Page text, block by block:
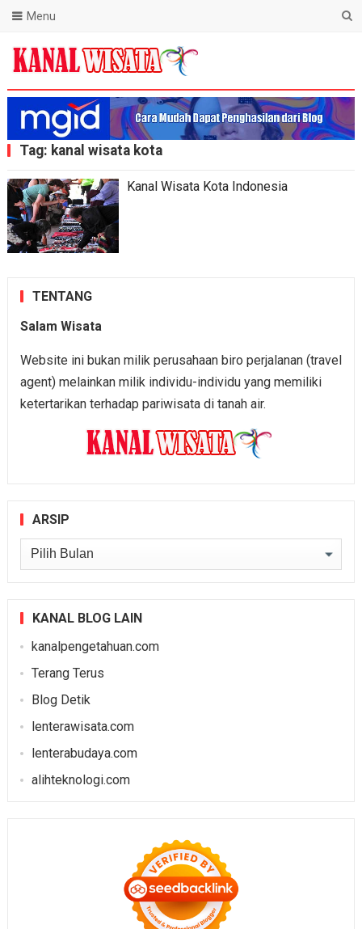
Blog Kanal Wisata
Menu
Tag: kanal wisata kota
Kanal Wisata Kota Indonesia
TENTANG
Salam Wisata
Website ini bukan milik perusahaan biro perjalanan (travel
agent) melainkan milik individu-individu yang memiliki
ketertarikan terhadap pariwisata di tanah air.
ARSIP
Arsip
KANAL BLOG LAIN
kanalpengetahuan.com
Terang Terus
Blog Detik
lenterawisata.com
lenterabudaya.com
alihteknologi.com